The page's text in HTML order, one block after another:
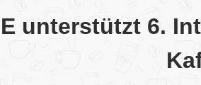
unterstützt 6.